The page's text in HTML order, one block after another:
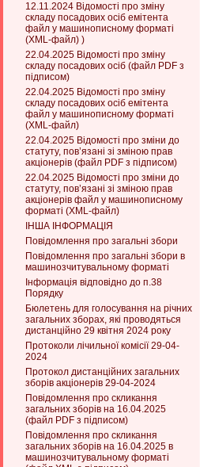
12.11.2024 Відомості про зміну
складу посадових осіб емітента
файл у машинописному форматі
(XML-файл) )
22.04.2025 Відомості про зміну
складу посадових осіб (файл PDF з
підписом)
22.04.2025 Відомості про зміну
складу посадових осіб емітента
файл у машинописному форматі
(XML-файл)
22.04.2025 Відомості про зміни до
статуту, пов’язані зі зміною прав
акціонерів (файл PDF з підписом)
22.04.2025 Відомості про зміни до
статуту, пов’язані зі зміною прав
акціонерів файл у машинописному
форматі (XML-файл)
ІНША ІНФОРМАЦІЯ
Повідомлення про загальні збори
Повідомлення про загальні збори в
машинозчитувальному форматі
Інформація відповідно до п.38
Порядку
Бюлетень для голосування на річних
загальних зборах, які проводяться
дистанційно 29 квітня 2024 року
Протоколи лічильної комісії 29-04-
2024
Протокол дистанційних загальних
зборів акціонерів 29-04-2024
Повідомлення про скликання
загальних зборів на 16.04.2025
(файл PDF з підписом)
Повідомлення про скликання
загальних зборів на 16.04.2025 в
машинозчитувальному форматі